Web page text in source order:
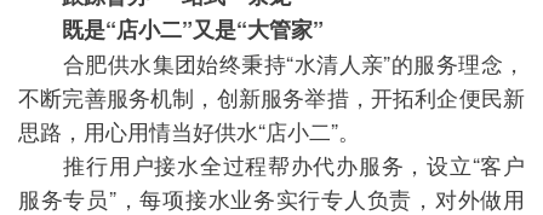
既是“店小二”又是“大管家”
合肥供水集团始终秉持“水清人亲”的服务理念，
不断完善服务机制，创新服务举措，开拓利企便民新
思路，用心用情当好供水“店小二”。
推行用户接水全过程帮办代办服务，设立“客户
服务专员”，每项接水业务实行专人负责，对外做用